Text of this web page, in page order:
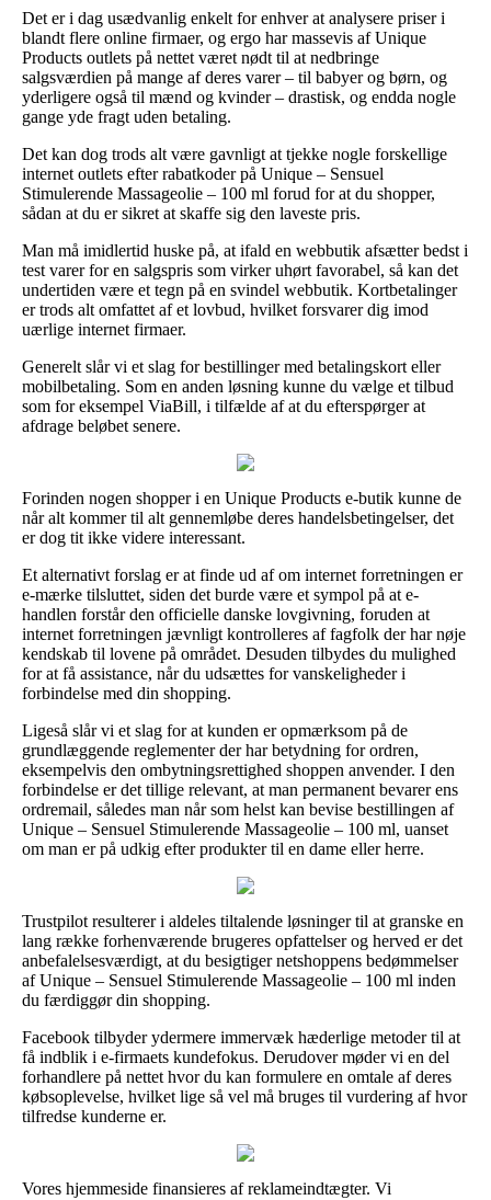
Det er i dag usædvanlig enkelt for enhver at analysere priser i
blandt flere online firmaer, og ergo har massevis af Unique
Products outlets på nettet været nødt til at nedbringe
salgsværdien på mange af deres varer – til babyer og børn, og
yderligere også til mænd og kvinder – drastisk, og endda nogle
gange yde fragt uden betaling.
Det kan dog trods alt være gavnligt at tjekke nogle forskellige
internet outlets efter rabatkoder på Unique – Sensuel
Stimulerende Massageolie – 100 ml forud for at du shopper,
sådan at du er sikret at skaffe sig den laveste pris.
Man må imidlertid huske på, at ifald en webbutik afsætter bedst i
test varer for en salgspris som virker uhørt favorabel, så kan det
undertiden være et tegn på en svindel webbutik. Kortbetalinger
er trods alt omfattet af et lovbud, hvilket forsvarer dig imod
uærlige internet firmaer.
Generelt slår vi et slag for bestillinger med betalingskort eller
mobilbetaling. Som en anden løsning kunne du vælge et tilbud
som for eksempel ViaBill, i tilfælde af at du efterspørger at
afdrage beløbet senere.
Forinden nogen shopper i en Unique Products e-butik kunne de
når alt kommer til alt gennemløbe deres handelsbetingelser, det
er dog tit ikke videre interessant.
Et alternativt forslag er at finde ud af om internet forretningen er
e-mærke tilsluttet, siden det burde være et sympol på at e-
handlen forstår den officielle danske lovgivning, foruden at
internet forretningen jævnligt kontrolleres af fagfolk der har nøje
kendskab til lovene på området. Desuden tilbydes du mulighed
for at få assistance, når du udsættes for vanskeligheder i
forbindelse med din shopping.
Ligeså slår vi et slag for at kunden er opmærksom på de
grundlæggende reglementer der har betydning for ordren,
eksempelvis den ombytningsrettighed shoppen anvender. I den
forbindelse er det tillige relevant, at man permanent bevarer ens
ordremail, således man når som helst kan bevise bestillingen af
Unique – Sensuel Stimulerende Massageolie – 100 ml, uanset
om man er på udkig efter produkter til en dame eller herre.
Trustpilot resulterer i aldeles tiltalende løsninger til at granske en
lang række forhenværende brugeres opfattelser og herved er det
anbefalelsesværdigt, at du besigtiger netshoppens bedømmelser
af Unique – Sensuel Stimulerende Massageolie – 100 ml inden
du færdiggør din shopping.
Facebook tilbyder ydermere immervæk hæderlige metoder til at
få indblik i e-firmaets kundefokus. Derudover møder vi en del
forhandlere på nettet hvor du kan formulere en omtale af deres
købsoplevelse, hvilket lige så vel må bruges til vurdering af hvor
tilfredse kunderne er.
Vores hjemmeside finansieres af reklameindtægter. Vi